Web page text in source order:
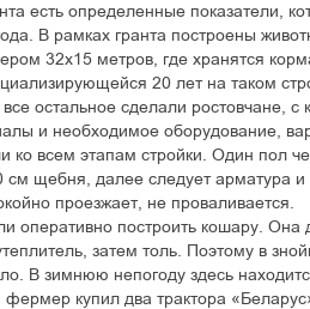
есть определенные показатели,
В рамках гранта построены
32х15 метров, где хранятся
20 лет на таком
остальное сделали ростовчане,
и необходимое оборудование,
ко всем этапам стройки. Один пол
см щебня, далее следует арматура
проезжает, не проваливается.
оперативно построить кошару.
затем толь. Поэтому в
В зимнюю непогоду здесь
фермер купил два трактора